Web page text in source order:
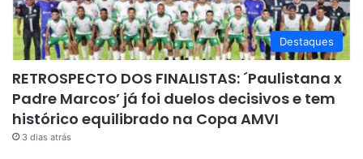
Destaques
RETROSPECTO DOS FINALISTAS: ´Paulistana x
Padre Marcos’ já foi duelos decisivos e tem
histórico equilibrado na Copa AMVI
3 dias atrás